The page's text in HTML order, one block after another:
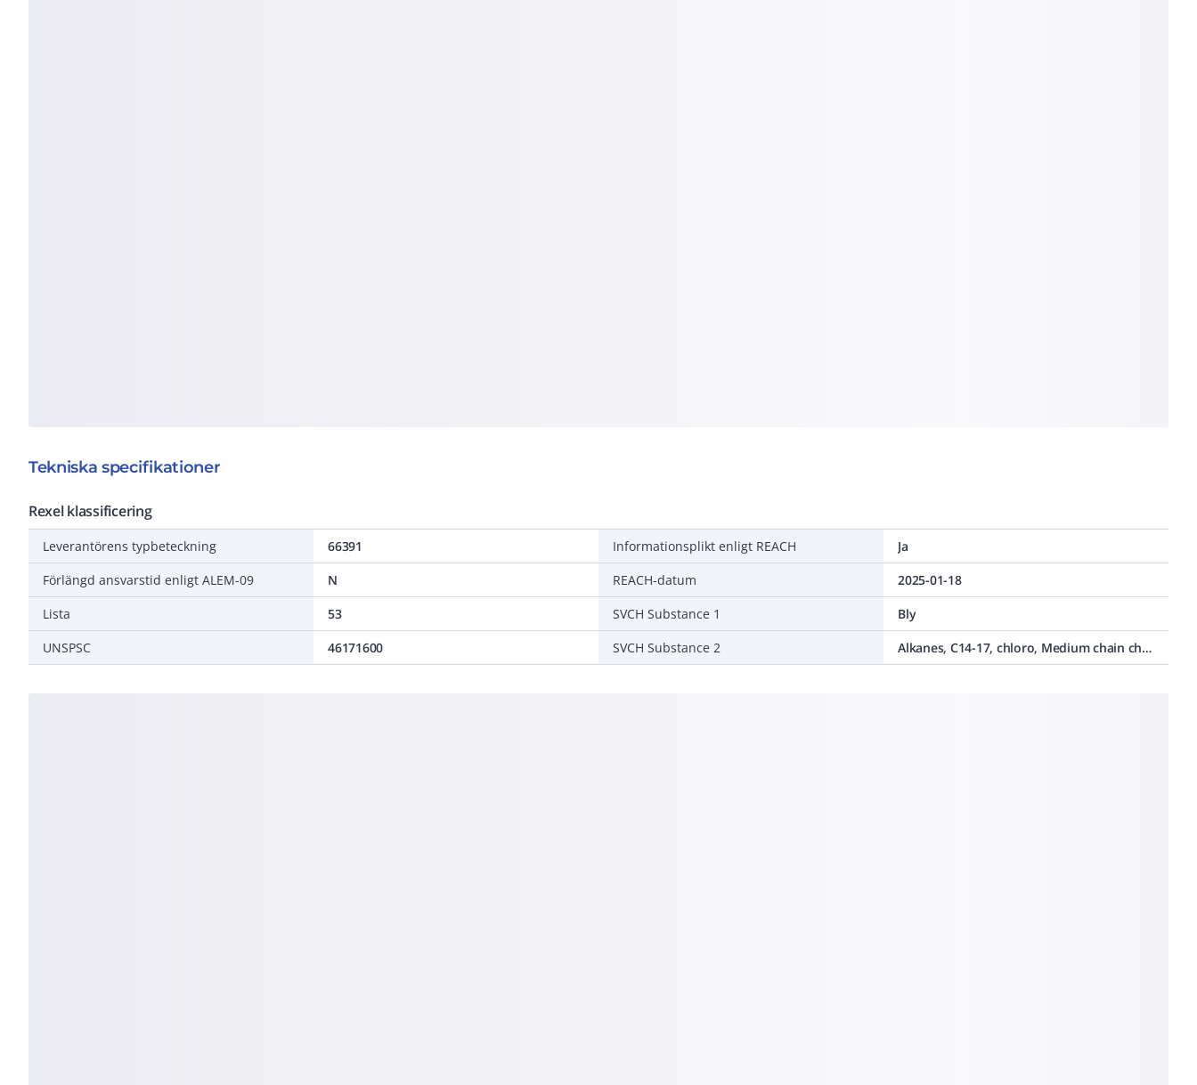
Tekniska specifikationer
Rexel klassificering
Leverantörens typbeteckning
66391
Förlängd ansvarstid enligt ALEM-09
N
Lista
53
UNSPSC
46171600
Informationsplikt enligt REACH
Ja
REACH-datum
2025-01-18
SVCH Substance 1
Bly
SVCH Substance 2
Alkanes, C14-17, chloro, Medium chain chlorinated paraffins